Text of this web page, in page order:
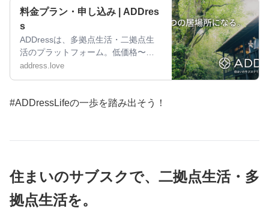
料金プラン・申し込み | ADDres
s
ADDressは、多拠点生活・二拠点生
活のプラットフォーム。低価格〜充
実プランまで、複数のプランをご用
address.love
#ADDressLifeの一歩を踏み出そう！
住まいのサブスクで、二拠点生活・多
拠点生活を。